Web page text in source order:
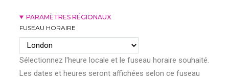
PARAMÈTRES RÉGIONAUX
FUSEAU HORAIRE
Sélectionnez l'heure locale et le fuseau horaire souhaité.
Les dates et heures seront affichées selon ce fuseau